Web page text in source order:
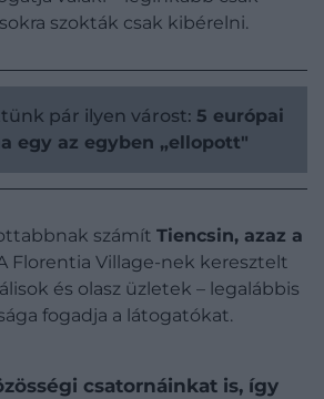
szokták csak kibérelni.
pár ilyen várost: 5 európai
egy az egyben „ellopott"
számít Tiencsin, azaz a
Florentia Village-nek keresztelt
és olasz üzletek – legalábbis
fogadja a látogatókat.
csatornáinkat is, így